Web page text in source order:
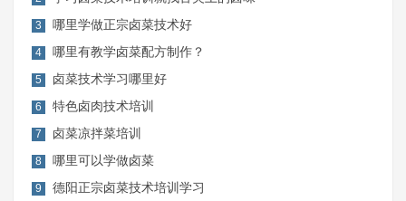
3 哪里学做正宗卤菜技术好
4 哪里有教学卤菜配方制作？
5 卤菜技术学习哪里好
6 特色卤肉技术培训
7 卤菜凉拌菜培训
8 哪里可以学做卤菜
9 德阳正宗卤菜技术培训学习